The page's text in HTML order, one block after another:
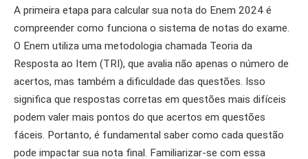
A primeira etapa para calcular sua nota do Enem 2024 é
compreender como funciona o sistema de notas do exame.
O Enem utiliza uma metodologia chamada Teoria da
Resposta ao Item (TRI), que avalia não apenas o número de
acertos, mas também a dificuldade das questões. Isso
significa que respostas corretas em questões mais difíceis
podem valer mais pontos do que acertos em questões
fáceis. Portanto, é fundamental saber como cada questão
pode impactar sua nota final. Familiarizar-se com essa